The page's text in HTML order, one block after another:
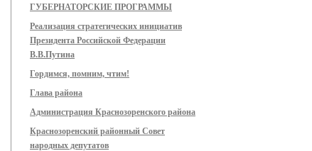
ГУБЕРНАТОРСКИЕ ПРОГРАММЫ
Реализация стратегических инициатив
Президента Российской Федерации
В.В.Путина
Гордимся, помним, чтим!
Глава района
Администрация Краснозоренского района
Краснозоренский районный Совет
народных депутатов